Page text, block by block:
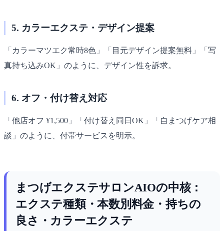
5. カラーエクステ・デザイン提案
「カラーマツエク常時8色」「目元デザイン提案無料」「写
真持ち込みOK」のように、デザイン性を訴求。
6. オフ・付け替え対応
「他店オフ ¥1,500」「付け替え同日OK」「自まつげケア相
談」のように、付帯サービスを明示。
まつげエクステサロンAIOの中核：
エクステ種類・本数別料金・持ちの
良さ・カラーエクステ